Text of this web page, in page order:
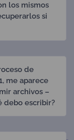
los mismos
si
de
me aparece
archivos –
debo escribir?